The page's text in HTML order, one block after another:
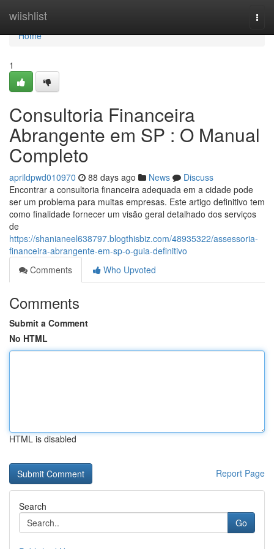
wiishlist
Home
Home
1
Consultoria Financeira
Abrangente em SP : O Manual
Completo
aprildpwd010970 88 days ago News
Discuss
Encontrar a consultoria financeira adequada em a cidade pode
ser um problema para muitas empresas. Este artigo definitivo tem
como finalidade fornecer um visão geral detalhado dos serviços
de
https://shanianeel638797.blogthisbiz.com/48935322/assessoria-
financeira-abrangente-em-sp-o-guia-definitivo
Comments
Who Upvoted
Comments
Submit a Comment
No HTML
HTML is disabled
Report Page
Search
Go